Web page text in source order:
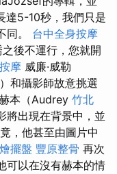
5-10秒，我們只是
同。 台中全身按摩
後不運行，您就開
摩 威廉·威勒
和攝影師故意挑選
本（Audrey 竹北
將出現在背景中，並
，他甚至由圖片中
擺盤 豐原整骨 再次
可以在沒有赫本的情